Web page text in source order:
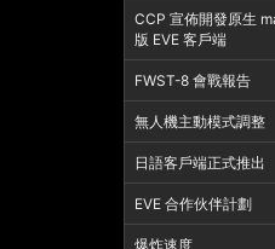
CCP 宣佈開發原生
版 EVE 客戶端
FWST-8 會戰報告
無人機主動模式調整
日語客戶端正式推出
EVE 合作伙伴計劃
爆炸速度